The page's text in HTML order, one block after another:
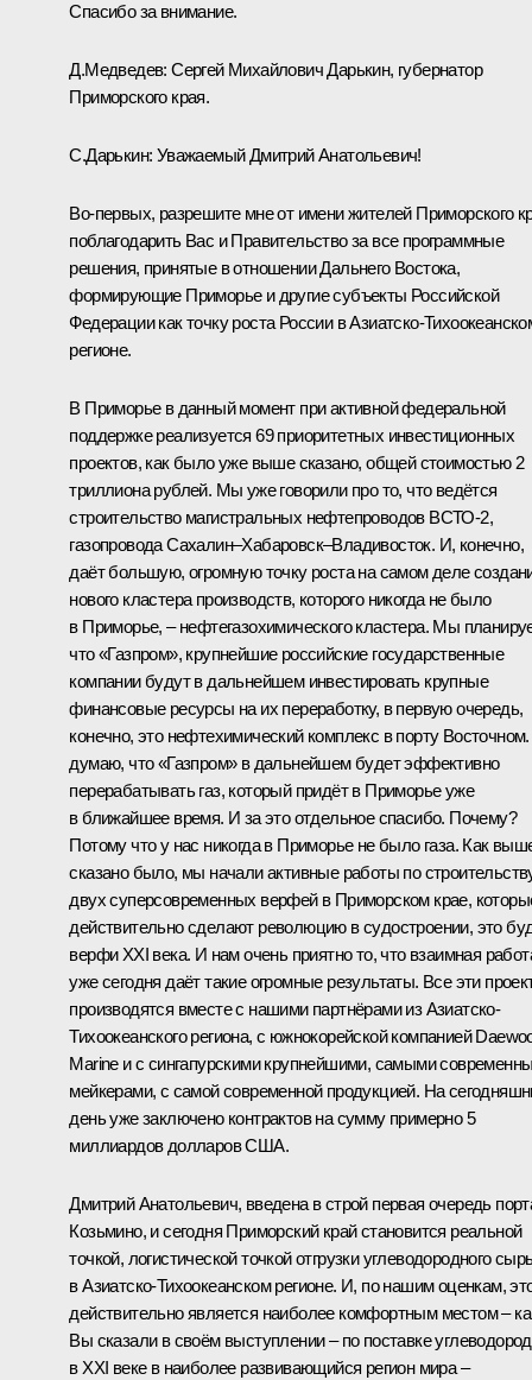
Спасибо за внимание.
Д.Медведев: Сергей Михайлович Дарькин, губернатор
Приморского края.
С.Дарькин: Уважаемый Дмитрий Анатольевич!
Во‑первых, разрешите мне от имени жителей Приморского
поблагодарить Вас и Правительство за все программные
решения, принятые в отношении Дальнего Востока,
формирующие Приморье и другие субъекты Российской
Федерации как точку роста России в Азиатско-
регионе.
В Приморье в данный момент при активной федеральной
поддержке реализуется 69 приоритетных инвестиционных
проектов, как было уже выше сказано, общей стоимостью 2
триллиона рублей. Мы уже говорили про то, что ведётся
строительство магистральных нефтепроводов ВСТО-2,
газопровода Сахалин–Хабаровск–Владивосток. И, конечно,
даёт большую, огромную точку роста на самом деле
нового кластера производств, которого никогда не было
в Приморье, – нефтегазохимического кластера. Мы
что «Газпром», крупнейшие российские государственные
компании будут в дальнейшем инвестировать крупные
финансовые ресурсы на их переработку, в первую очередь,
конечно, это нефтехимический комплекс в порту
думаю, что «Газпром» в дальнейшем будет эффективно
перерабатывать газ, который придёт в Приморье уже
в ближайшее время. И за это отдельное спасибо. Почему?
Потому что у нас никогда в Приморье не было газа. Как
сказано было, мы начали активные работы по
двух суперсовременных верфей в Приморском крае,
действительно сделают революцию в судостроении, это
верфи XXI века. И нам очень приятно то, что взаимная
уже сегодня даёт такие огромные результаты. Все эти
производятся вместе с нашими партнёрами из Азиатско-
Тихоокеанского региона, с южнокорейской компанией
Marine и с сингапурскими крупнейшими, самыми
мейкерами, с самой современной продукцией. На
день уже заключено контрактов на сумму примерно 5
миллиардов долларов США.
Дмитрий Анатольевич, введена в строй первая очередь
Козьмино, и сегодня Приморский край становится реальной
точкой, логистической точкой отгрузки углеводородного
в Азиатско-Тихоокеанском регионе. И, по нашим оценкам,
действительно является наиболее комфортным местом –
Вы сказали в своём выступлении – по поставке
в XXI веке в наиболее развивающийся регион мира –